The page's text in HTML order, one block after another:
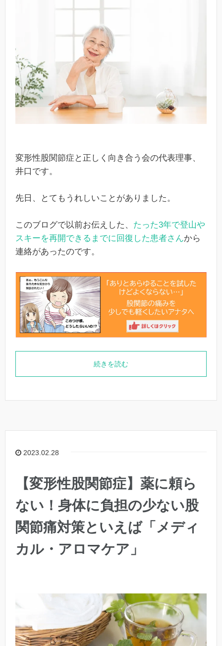
変形性股関節症と正しく向き合う会の代表理事、
井口です。
先日、とてもうれしいことがありました。
このブログで以前お伝えした、 たった3年で登山や
スキーを再開できるまでに回復した患者さんから
連絡があったのです。
続きを読む
2023.02.28
【変形性股関節症】薬に頼ら
ない！身体に負担の少ない股
関節痛対策といえば「メディ
カル・アロマケア」